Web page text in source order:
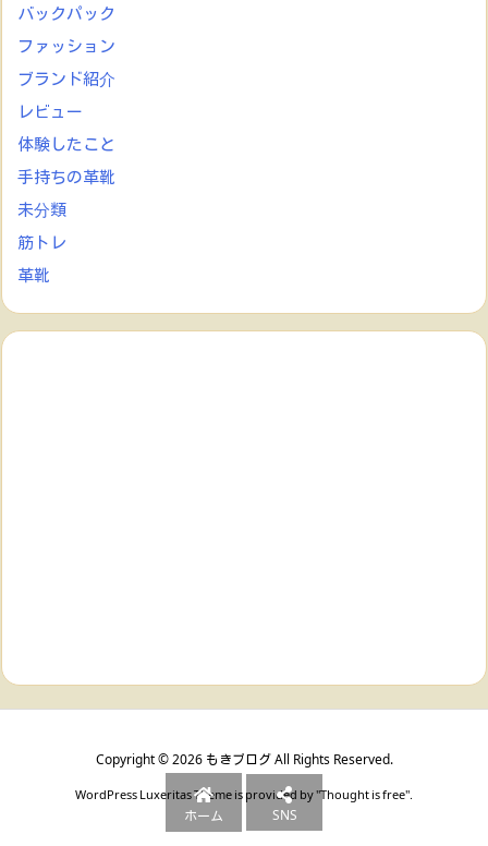
バックパック
ファッション
ブランド紹介
レビュー
体験したこと
手持ちの革靴
未分類
筋トレ
革靴
Copyright ©2026 もきブログAll Rights Reserved.
WordPress Luxeritas Theme is provided by "Thought is free".
ホーム SNS